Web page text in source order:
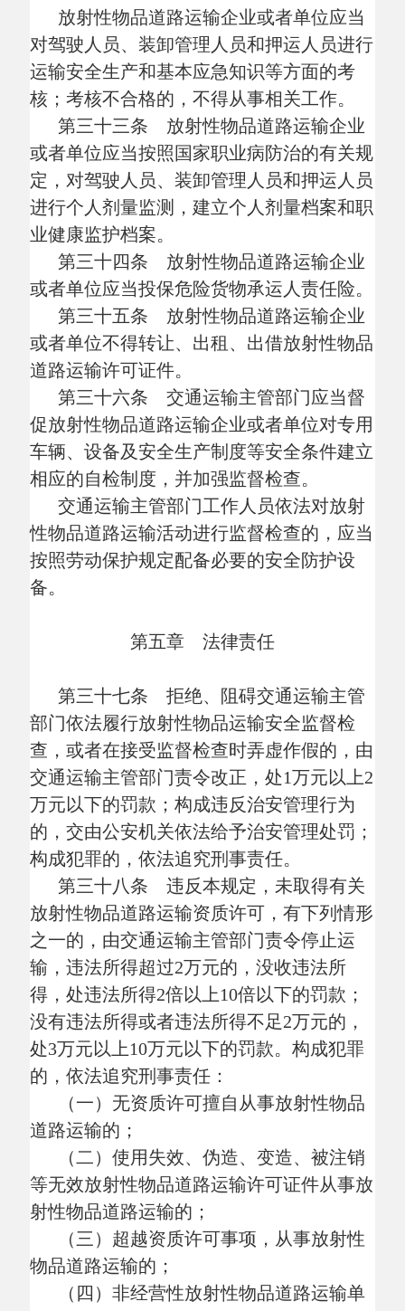
（三）超越资质许可事项，从事放射性
物品道路运输的；
（四）非经营性放射性物品道路运输单
位从事放射性物品道路运输经营的。
第三十九条 违反本规定，放射性物品
道路运输企业或者单位擅自改装已取得《道
路运输证》的专用车辆的，由交通运输主管
部门责令改正，处5000元以上2万元以下的
罚款。
第四十条 放射性物品道路运输活动
中，由不符合本规定第七条、第八条规定条
件的人员驾驶专用车辆的，由交通运输主管
部门责令改正，处
200元以上2000元以下的
罚款；构成犯罪的，依法追究刑事责任。
第四十一条 违反本规定，放射性物品
道路运输企业或者单位有下列行为之一，由
交通运输主管部门责令限期投保；拒不投保
的，由原许可的设区的市级交通运输主管部
门吊销《道路运输经营许可证》或者《放射
性物品道路运输许可证》，或者在许可证件
上注销相应的许可范围：
（一）未投保危险货物承运人责任险
的；
过期，未继续投保的。
道路运输企业或者单位非法转让、出租放射
管部门责令停止违法行为，收缴有关证件，
处2000元以上1万元以下的罚款；有违法所
得的，没收违法所得。
第四十三条 违反本规定，放射性物品
道路运输企业或者单位已不具备许可要求的
有关安全条件，存在重大运输安全隐患的，
由交通运输主管部门依照《中华人民共和国
安全生产法》的规定，给予罚款、停产停业
整顿、吊销相关许可证件等处罚。
第四十四条 交通运输主管部门工作人
员在实施道路运输监督检查过程中，发现放
射性物品道路运输企业或者单位有违规情
形，且按照《放射性物品运输安全管理条
例》等有关法律法规的规定，应当由公安部
门、核安全监管部门或者生态环境等部门处
罚情形的，应当通报有关部门依法处理。
第六章 附 则
第四十五条 军用放射性物品道路运输
不适用于本规定。
第四十六条 本规定自
施行。